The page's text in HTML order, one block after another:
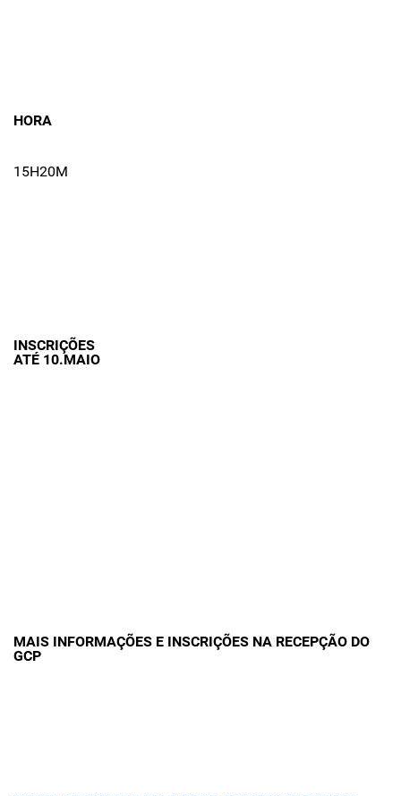
HORA
15H20M
INSCRIÇÕES
ATÉ 10.MAIO
MAIS INFORMAÇÕES E INSCRIÇÕES NA RECEPÇÃO DO
GCP